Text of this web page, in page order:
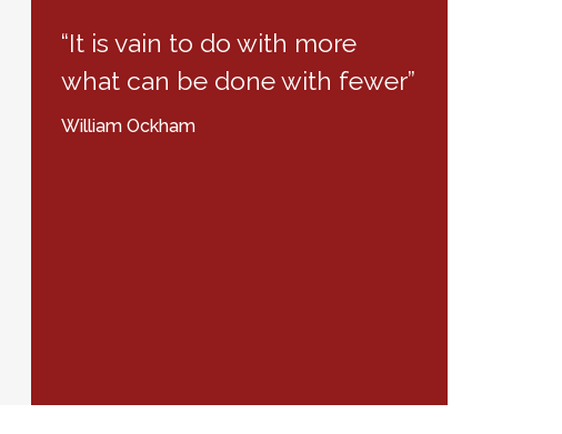
“It is vain to do with more
what can be done with fewer”
William Ockham